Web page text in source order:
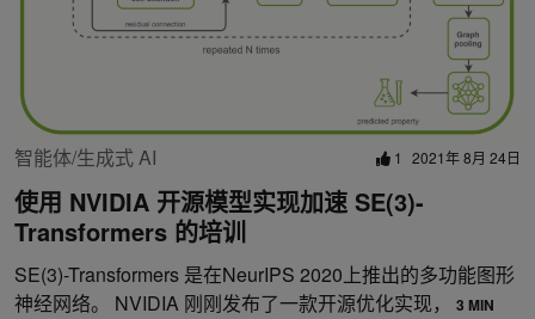
智能体/生成式 AI 1 2021年 8月 24日
使用 NVIDIA 开源模型实现加速 SE(3)-
Transformers 的培训
SE(3)-Transformers 是在NeurIPS 2020上推出的多功能图形
神经网络。 NVIDIA 刚刚发布了一款开源优化实现，
3 MIN